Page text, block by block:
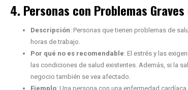
4. Personas con Problemas Graves
Descripción: Personas que tienen problemas de
horas de trabajo.
Por qué no es recomendable: El estrés y las
las condiciones de salud existentes. Además, si la
negocio también se vea afectado.
Ejemplo: Una persona con una enfermedad